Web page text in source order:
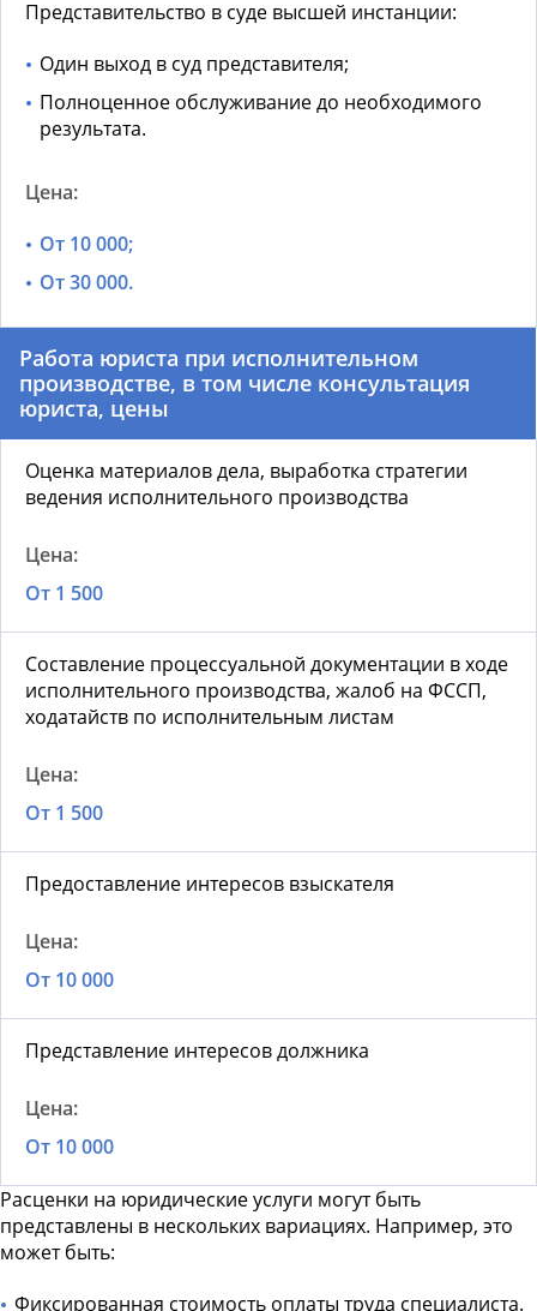
Представительство в суде высшей инстанции:
Один выход в суд представителя;
Полноценное обслуживание до необходимого
результата.
От 10 000;
От 30 000.
Работа юриста при исполнительном
производстве, в том числе консультация
юриста, цены
Оценка материалов дела, выработка стратегии
ведения исполнительного производства
От 1 500
Составление процессуальной документации в ходе
исполнительного производства, жалоб на ФССП,
ходатайств по исполнительным листам
От 1 500
Предоставление интересов взыскателя
От 10 000
Представление интересов должника
От 10 000
Расценки на юридические услуги могут быть
представлены в нескольких вариациях. Например, это
может быть:
Фиксированная стоимость оплаты труда специалиста.